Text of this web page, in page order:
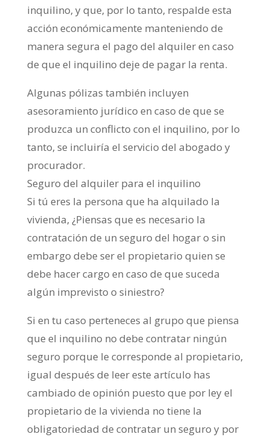
inquilino, y que, por lo tanto, respalde esta
acción económicamente manteniendo de
manera segura el pago del alquiler en caso
de que el inquilino deje de pagar la renta.
Algunas pólizas también incluyen
asesoramiento jurídico en caso de que se
produzca un conflicto con el inquilino, por lo
tanto, se incluiría el servicio del abogado y
procurador.
Seguro del alquiler para el inquilino
Si tú eres la persona que ha alquilado la
vivienda, ¿Piensas que es necesario la
contratación de un seguro del hogar o sin
embargo debe ser el propietario quien se
debe hacer cargo en caso de que suceda
algún imprevisto o siniestro?
Si en tu caso perteneces al grupo que piensa
que el inquilino no debe contratar ningún
seguro porque le corresponde al propietario,
igual después de leer este artículo has
cambiado de opinión puesto que por ley el
propietario de la vivienda no tiene la
obligatoriedad de contratar un seguro y por